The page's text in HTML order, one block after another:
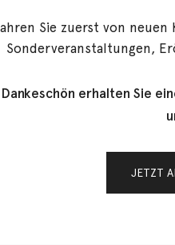
Lauterjung, Michael
Im Angesicht
Sie zuerst von neuen
Sonderveranstaltungen,
erhalten Sie
JETZT